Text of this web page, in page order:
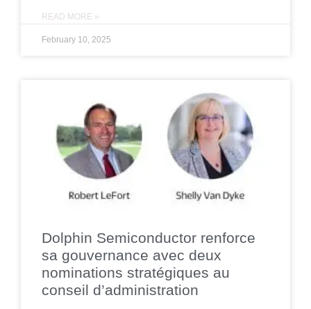
READ MORE »
February 10, 2025
Dolphin Semiconductor renforce
sa gouvernance avec deux
nominations stratégiques au
conseil d’administration